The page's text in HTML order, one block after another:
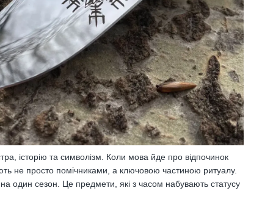
історію та символізм. Коли мова йде про відпочинок
не просто помічниками, а ключовою частиною ритуалу.
один сезон. Це предмети, які з часом набувають статусу